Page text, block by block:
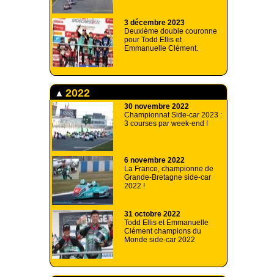
3 décembre 2023
Deuxième double couronne
pour Todd Ellis et
Emmanuelle Clément.
2022
30 novembre 2022
Championnat Side-car 2023 :
3 courses par week-end !
6 novembre 2022
La France, championne de
Grande-Bretagne side-car
2022 !
31 octobre 2022
Todd Ellis et Emmanuelle
Clément champions du
Monde side-car 2022